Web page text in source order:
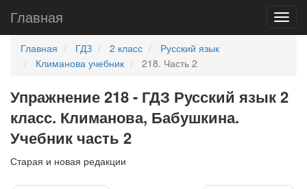
Главная
Главная ГДЗ 2 класс
Русский язык
Климанова учебник
218. Часть 2
Упражнение 218 - ГДЗ Русский язык 2
класс. Климанова, Бабушкина.
Учебник часть 2
Старая и новая редакции